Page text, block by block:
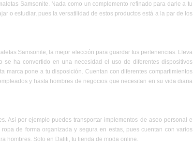
Samsonite. Nada como un complemento refinado para darle a tu
o estudiar, pues la versatilidad de estos productos está a la par de los
Samsonite, la mejor elección para guardar tus pertenencias. Lleva
ha convertido en una necesidad el uso de diferentes dispositivos
marca pone a tu disposición. Cuentan con diferentes compartimientos
y hasta hombres de negocios que necesitan en su vida diaria
Así por ejemplo puedes transportar implementos de aseo personal e
de forma organizada y segura en estas, pues cuentan con varios
hombres. Solo en Dafiti, tu tienda de moda online.